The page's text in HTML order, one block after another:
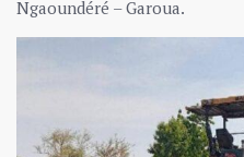
Ngaoundéré – Garoua.